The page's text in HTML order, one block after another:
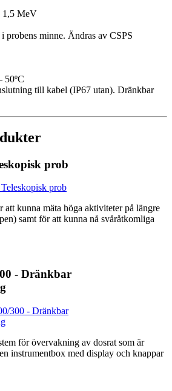
1,5 MeV
probens minne. Ändras av CSPS
50ºC
till kabel (IP67 utan). Dränkbar
prob
att kunna mäta höga aktiviteter på längre
samt för att kunna nå svåråtkomliga
- Dränkbar
för övervakning av dosrat som är
instrumentbox med display och knappar